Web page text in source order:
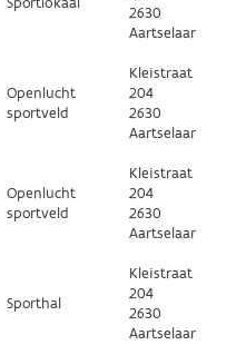
2630
Aartselaar
Openlucht
sportveld
Kleistraat
204
2630
Aartselaar
Openlucht
sportveld
Kleistraat
204
2630
Aartselaar
Sporthal
Kleistraat
204
2630
Aartselaar